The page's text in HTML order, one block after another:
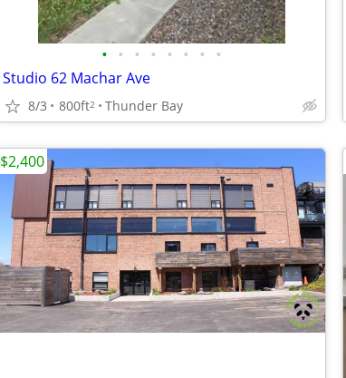
• • • • • • • •
Studio 62 Machar Ave
8/3 800ft2 Thunder Bay
$2,400